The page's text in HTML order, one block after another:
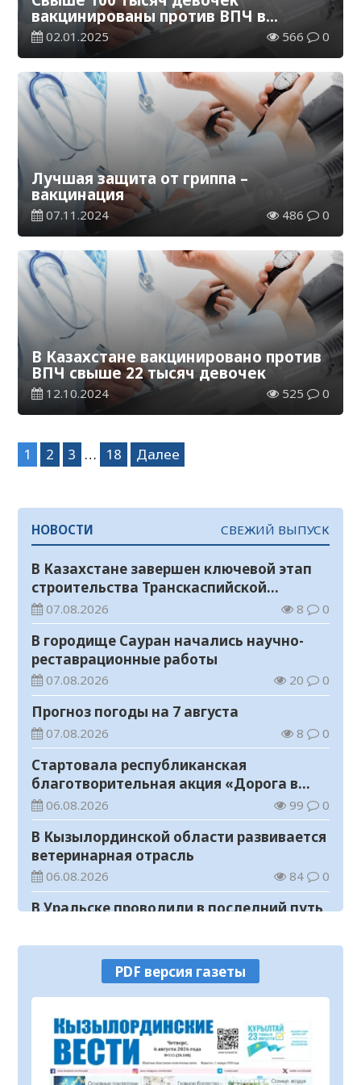
вакцинированы против ВПЧ в
Казахстане
02.01.2025 566 0
Лучшая защита от гриппа –
вакцинация
07.11.2024 486 0
В Казахстане вакцинировано против
ВПЧ свыше 22 тысяч девочек
12.10.2024 525 0
Навигация
записям
1 2 3 … 18 Далее
НОВОСТИ СВЕЖИЙ ВЫПУСК
В Казахстане завершен ключевой этап
строительства Транскаспийской
волоконно-оптической линии связи
07.08.2026 8 0
В городище Сауран начались научно-
реставрационные работы
07.08.2026 20 0
Прогноз погоды на 7 августа
07.08.2026 8 0
Стартовала республиканская
благотворительная акция «Дорога в
школу»
06.08.2026 99 0
В Кызылординской области развивается
ветеринарная отрасль
06.08.2026 84 0
В Уральске проводили в последний путь
Гапича
06.08.2026 108 0
В Кызылординской области усилили
контроль за финансовой дисциплиной
06.08.2026
Концерт Open Air в Кызылорде прошел
без нарушений общественного порядка
PDF версия газеты